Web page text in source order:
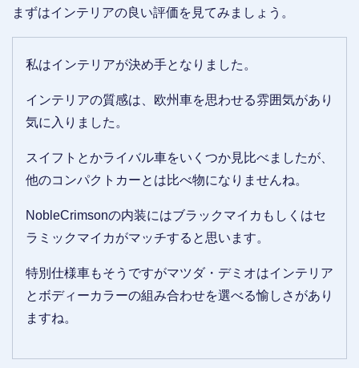
まずはインテリアの良い評価を見てみましょう。
私はインテリアが決め手となりました。
インテリアの質感は、欧州車を思わせる雰囲気があり
気に入りました。
スイフトとかライバル車をいくつか見比べましたが、
他のコンパクトカーとは比べ物になりませんね。
NobleCrimsonの内装にはブラックマイカもしくはセ
ラミックマイカがマッチすると思います。
特別仕様車もそうですがマツダ・デミオはインテリア
とボディーカラーの組み合わせを選べる愉しさがあり
ますね。